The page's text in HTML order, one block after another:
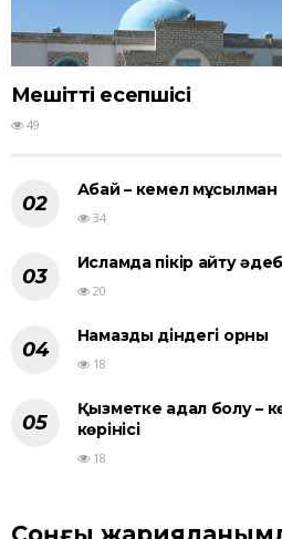
Мешіттің есепшісі
49
Абай – кемел мұсылман
34
Исламда пікір айту
20
Намаздың діндегі орны
18
Қызметке адал болу –
көрінісі
18